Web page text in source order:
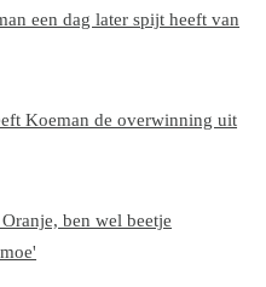
een dag later spijt heeft van
Koeman de overwinning uit
ben wel beetje